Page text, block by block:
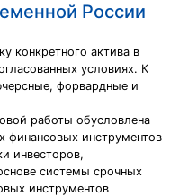
России
конкретного актива в
условиях. К
форвардные и
работы обусловлена
финансовых инструментов
инвесторов,
системы срочных
инструментов